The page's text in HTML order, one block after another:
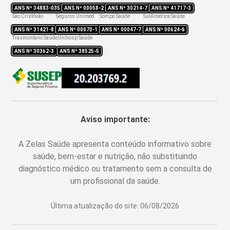
ANS Nº 34883-035 ANS Nº 00058-2 ANS Nº 30214-7 ANS Nº 41717-3
São Cristóvão
ANS Nº 31421-8
Seguros Unimed
ANS Nº 00070-1
Sompo Saúde
ANS Nº 00047-7
SulAmérica Saúde
ANS Nº 00624-6
Trasmontano Saúde
ANS Nº 30362-3
Unihosp Saúde
ANS Nº 38525-5
Aviso importante:
A Zelas Saúde apresenta conteúdo informativo sobre
saúde, bem-estar e nutrição, não substituindo
diagnóstico médico ou tratamento sem a consulta de
um profissional da saúde.
Última atualização do site: 06/08/2026